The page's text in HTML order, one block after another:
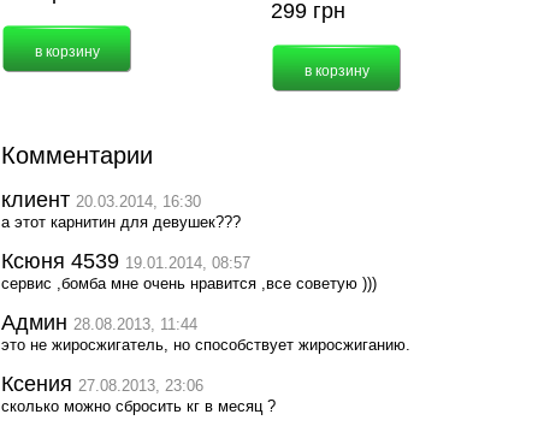
299 грн
Комментарии
клиент 20.03.2014, 16:30
а этот карнитин для девушек???
Ксюня 4539 19.01.2014, 08:57
сервис ,бомба мне очень нравится ,все советую )))
Админ 28.08.2013, 11:44
это не жиросжигатель, но способствует жиросжиганию.
Ксения 27.08.2013, 23:06
сколько можно сбросить кг в месяц ?